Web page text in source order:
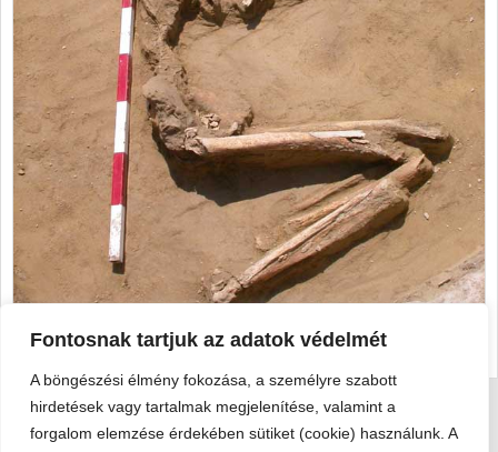
Fontosnak tartjuk az adatok védelmét
A böngészési élmény fokozása, a személyre szabott
hirdetések vagy tartalmak megjelenítése, valamint a
forgalom elemzése érdekében sütiket (cookie) használunk. A
Viski Károly Múzeum Kalocsa